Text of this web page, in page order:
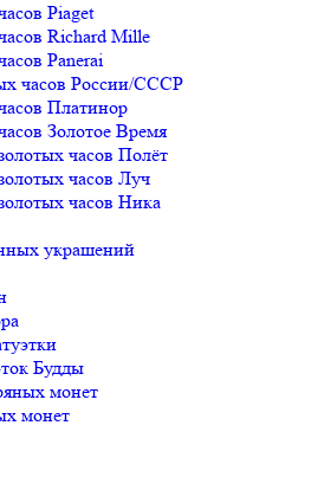
Piaget
Richard Mille
Panerai
часов России/СССР
Платинор
Золотое Время
часов Полёт
часов Луч
часов Ника
украшений
Будды
монет
монет